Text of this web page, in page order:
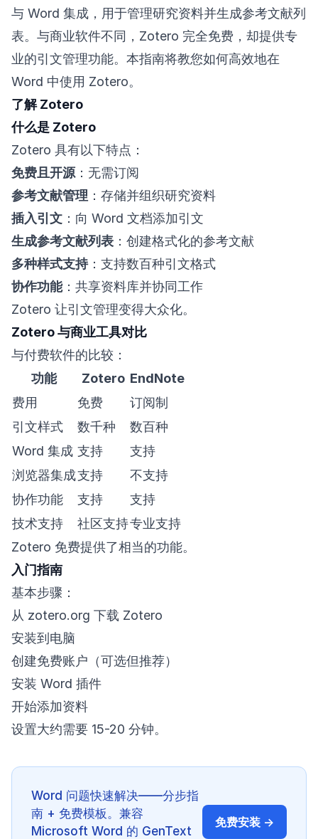
与 Word 集成，用于管理研究资料并生成参考文献列
表。与商业软件不同，Zotero 完全免费，却提供专
业的引文管理功能。本指南将教您如何高效地在
Word 中使用 Zotero。
了解 Zotero
什么是 Zotero
Zotero 具有以下特点：
免费且开源 ：无需订阅
参考文献管理 ：存储并组织研究资料
插入引文 ：向 Word 文档添加引文
生成参考文献列表 ：创建格式化的参考文献
多种样式支持：支持数百种引文格式
协作功能：共享资料库并协同工作
Zotero 让引文管理变得大众化。
Zotero 与商业工具对比
与付费软件的比较：
功能
Zotero EndNote
费用
免费
订阅制
引文样式
数千种
数百种
Word 集成 支持
支持
浏览器集成支持
不支持
协作功能
支持
支持
技术支持
社区支持专业支持
Zotero 免费提供了相当的功能。
入门指南
基本步骤：
从 zotero.org 下载 Zotero
安装到电脑
创建免费账户（可选但推荐）
安装 Word 插件
开始添加资料
设置大约需要 15-20 分钟。
Word 问题快速解决——分步指
南 + 免费模板。兼容
Microsoft Word 的 GenText
免费安装 →